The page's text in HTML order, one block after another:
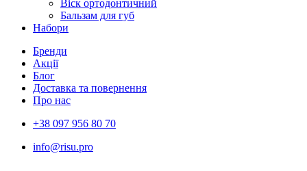
Віск ортодонтичний
Бальзам для губ
Набори
Бренди
Акції
Блог
Доставка та повернення
Про нас
+38 097 956 80 70
info@risu.pro